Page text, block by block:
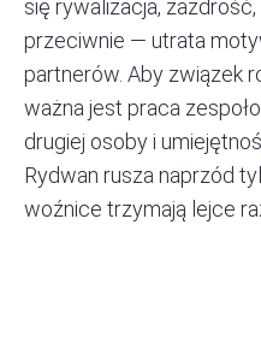
się rywalizacja,
przeciwnie — utrata
partnerów. Aby związek
ważna jest praca
drugiej osoby i
Rydwan rusza naprzód
woźnice trzymają lejce